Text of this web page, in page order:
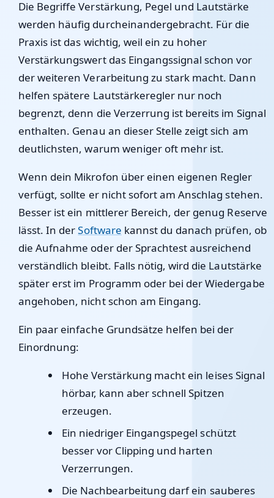
Die Begriffe Verstärkung, Pegel und Lautstärke
werden häufig durcheinandergebracht. Für die
Praxis ist das wichtig, weil ein zu hoher
Verstärkungswert das Eingangssignal schon vor
der weiteren Verarbeitung zu stark macht. Dann
helfen spätere Lautstärkeregler nur noch
begrenzt, denn die Verzerrung ist bereits im Signal
enthalten. Genau an dieser Stelle zeigt sich am
deutlichsten, warum weniger oft mehr ist.
Wenn dein Mikrofon über einen eigenen Regler
verfügt, sollte er nicht sofort am Anschlag stehen.
Besser ist ein mittlerer Bereich, der genug Reserve
lässt. In derSoftware kannst du danach prüfen, ob
die Aufnahme oder der Sprachtest ausreichend
verständlich bleibt. Falls nötig, wird die Lautstärke
später erst im Programm oder bei der Wiedergabe
angehoben, nicht schon am Eingang.
Ein paar einfache Grundsätze helfen bei der
Einordnung:
Hohe Verstärkung macht ein leises Signal
hörbar, kann aber schnell Spitzen
erzeugen.
Ein niedriger Eingangspegel schützt
besser vor Clipping und harten
Verzerrungen.
Die Nachbearbeitung darf ein sauberes